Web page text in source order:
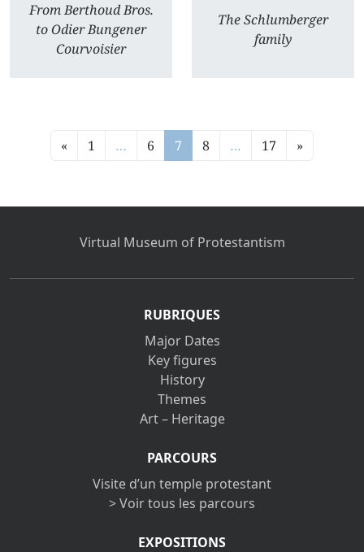
From Berthoud Bros.
to Odier Bungener
Courvoisier
The Schlumberger
family
« 1 … 6 7 8 … 17 »
Virtual Museum of Protestantism
RUBRIQUES
Major Dates
Key figures
History
Themes
Art – Heritage
PARCOURS
Visite d’un temple protestant
> Voir tous les parcours
EXPOSITIONS